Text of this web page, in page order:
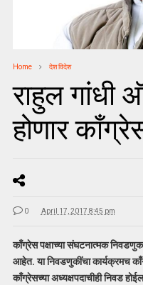
Home देश विदेश
राहुल गांधी
होणार
0 April 17, 2017 8:45 pm
काँग्रेस पक्षाच्या संघटनात्मक
आहेत. या निवडणुकींचा कार्यक्रमच
काँग्रेसच्या अध्यक्षपदाचीही निवड